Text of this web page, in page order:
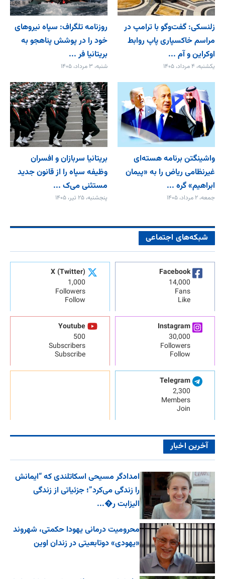
زلنسکی: گفت‌وگو با ترامپ در
مراسم خاکسپاری پاپ روابط
اوکراین و آم ...
یکشنبه، ۴ مرداد، ۱۴۰۵
روزنامه تلگراف: سپاه نیروهای
خود را در پوشش پناهجو به
بریتانیا فر ...
شنبه، ۳ مرداد، ۱۴۰۵
واشینگتن برنامه هسته‌ای
غیرنظامی ریاض را به «پیمان‌
ابراهیم» گره ...
جمعه، ۲ مرداد، ۱۴۰۵
بریتانیا سربازان و افسران
وظیفه سپاه را از قانون جدید
مستثنی می‌ک ...
پنجشنبه، ۲۵ تیر، ۱۴۰۵
شبکه‌های اجتماعی
Facebook
14,000
Fans
Like
X (Twitter)
1,000
Followers
Follow
Instagram
30,000
Followers
Follow
Youtube
500
Subscribers
Subscribe
Telegram
2,300
Members
Join
آخرین اخبار
امدادگر مسیحی اسکاتلندی که “ایمانش
را زندگی می‌کرد”؛ جزئیاتی از زندگی
الیزابت ر�...
محرومیت درمانی یهودا حکمتی، شهروند
«یهودی» دوتابعیتی در زندان اوین